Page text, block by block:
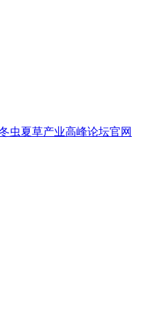
虫夏草产业高峰论坛官网